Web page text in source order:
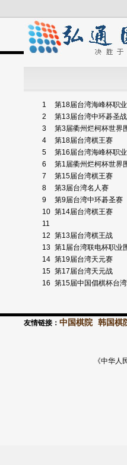
1 第18届台湾海峰杯职
2
第13届台湾中环碁圣战
3
第3届衢州烂柯杯世界
4
第18届台湾棋王赛
5
第16届台湾海峰杯职
6
第1届衢州烂柯杯世界
7
第15届台湾棋王赛
8
第3届台湾名人赛
9
第9届台湾中环碁圣赛
10 第14届台湾棋王赛
11
12 第13届台湾棋王战
13 第1届台湾联电杯职业
14 第19届台湾天元赛
15 第17届台湾天元战
16 第15届中国倡棋杯台
友情链接： 中国棋院 韩国棋
《中华